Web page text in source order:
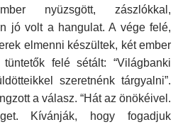
nyüzsgött, zászlókkal,
jó volt a hangulat. A vége felé,
elmenni készültek, két ember
felé sétált: “Világbanki
szeretnénk tárgyalni”.
a válasz. “Hát az önökéivel.
Kívánják, hogy fogadjuk